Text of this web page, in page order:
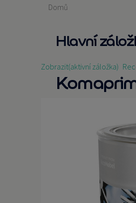
Domů
Hlavní
Zobrazit(aktivní záložka)